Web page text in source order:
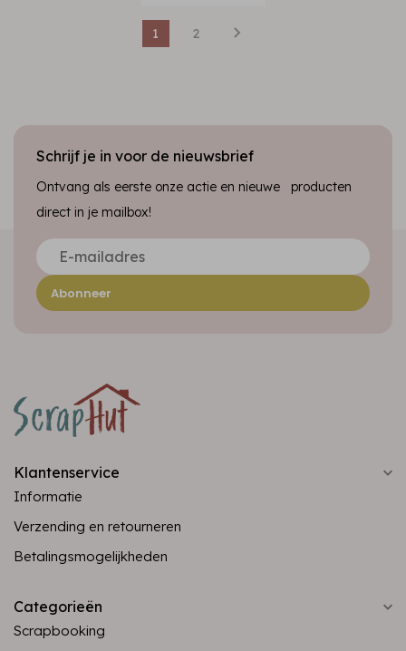
1 2
Schrijf je in voor de nieuwsbrief
Ontvang als eerste onze actie en nieuwe producten
direct in je mailbox!
Abonneer
Klantenservice
Informatie
Verzending en retourneren
Betalingsmogelijkheden
Categorieën
Scrapbooking